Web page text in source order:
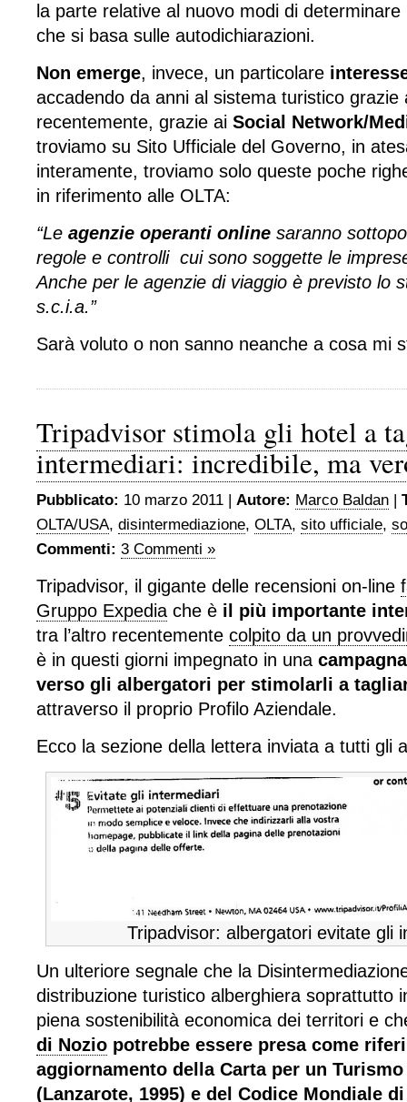
la parte relative al nuovo modi di determinare
che si basa sulle autodichiarazioni.
Non emerge, invece, un particolare
accadendo da anni al sistema turistico
recentemente, grazie ai Social Network/
troviamo su Sito Ufficiale del Governo, in
interamente, troviamo solo queste poche
in riferimento alle OLTA:
“Le agenzie operanti online saranno
regole e controlli cui sono soggette le
Anche per le agenzie di viaggio è previsto lo
s.c.i.a.”
Sarà voluto o non sanno neanche a cosa mi
Tripadvisor stimola gli hotel a
intermediari: incredibile, ma
Pubblicato: 10 marzo 2011 | Autore: Marco Baldan |
OLTA/USA, disintermediazione, OLTA, sito ufficiale,
Commenti: 3 Commenti »
Tripadvisor, il gigante delle recensioni on-line
Gruppo Expedia che è il più importante
tra l’altro recentemente colpito da un
è in questi giorni impegnato in una
verso gli albergatori per stimolarli a
attraverso il proprio Profilo Aziendale.
Ecco la sezione della lettera inviata a tutti gli
Tripadvisor: albergatori evitate gli
Un ulteriore segnale che la
distribuzione turistico alberghiera soprattutto
piena sostenibilità economica dei territori e
di Nozio potrebbe essere presa come
aggiornamento della Carta per un
(Lanzarote, 1995) e del Codice Mondiale